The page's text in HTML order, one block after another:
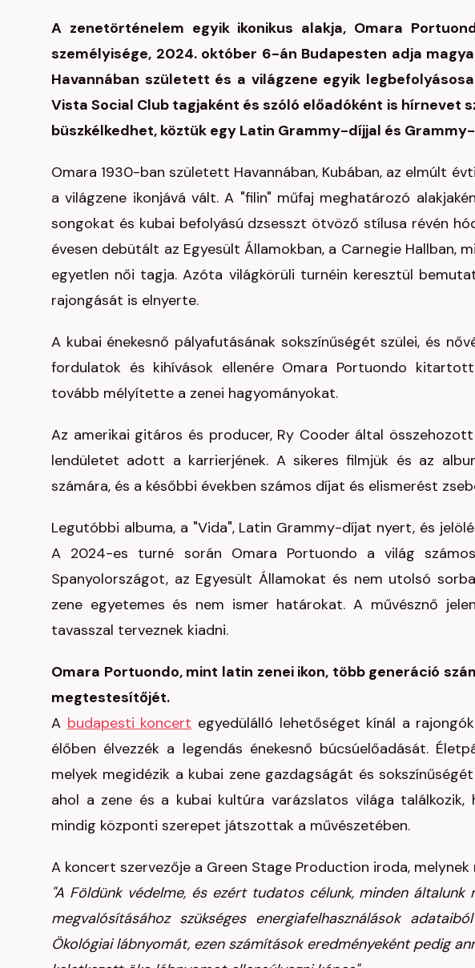
A zenetörténelem egyik ikonikus alakja, Omara
személyisége, 2024. október 6-án Budapesten adja
Havannában született és a világzene egyik
Vista Social Club tagjaként és szóló előadóként is hírnevet
büszkélkedhet, köztük egy Latin Grammy-díjjal és
Omara 1930-ban született Havannában, Kubában, az elmúlt
a világzene ikonjává vált. A "filin" műfaj meghatározó
songokat és kubai befolyású dzsesszt ötvöző stílusa révén
évesen debütált az Egyesült Államokban, a Carnegie Hallban,
egyetlen női tagja. Azóta világkörüli turnéin keresztül
rajongását is elnyerte.
A kubai énekesnő pályafutásának sokszínűségét szülei, és
fordulatok és kihívások ellenére Omara Portuondo
tovább mélyítette a zenei hagyományokat.
Az amerikai gitáros és producer, Ry Cooder által
lendületet adott a karrierjének. A sikeres filmjük és az
számára, és a későbbi években számos díjat és elismerést
Legutóbbi albuma, a "Vida", Latin Grammy-díjat nyert, és
A 2024-es turné során Omara Portuondo a világ
Spanyolországot, az Egyesült Államokat és nem utolsó
zene egyetemes és nem ismer határokat. A művésznő
tavasszal terveznek kiadni.
Omara Portuondo, mint latin zenei ikon, több generáció
megtestesítőjét.
A budapesti koncert egyedülálló lehetőséget kínál a
élőben élvezzék a legendás énekesnő búcsúelőadását.
melyek megidézik a kubai zene gazdagságát és
ahol a zene és a kubai kultúra varázslatos világa
mindig központi szerepet játszottak a művészetében.
A koncert szervezője a Green Stage Production iroda,
"A Földünk védelme, és ezért tudatos célunk, minden
megvalósításához szükséges energiafelhasználások
Ökológiai lábnyomát, ezen számítások eredményeként pedig